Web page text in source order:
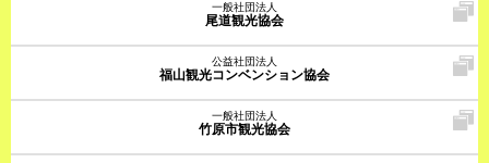
一般社団法人
尾道観光協会
公益社団法人
福山観光コンベンション協会
一般社団法人
竹原市観光協会